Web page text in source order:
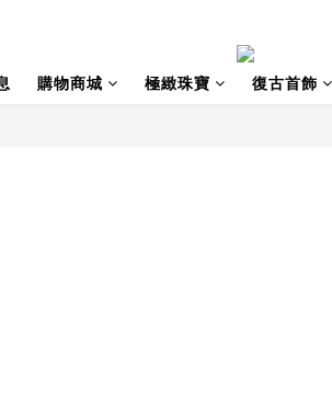
購物商城 極緻珠寶 復古首飾